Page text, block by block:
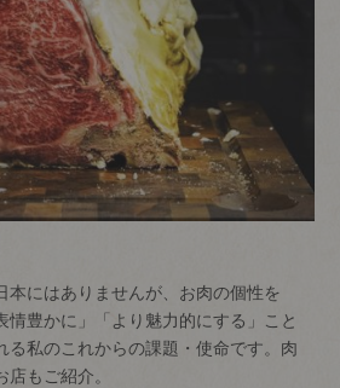
本にはありませんが、お肉の個性を
情豊かに」「より魅力的にする」こと
る私のこれからの課題・使命です。肉
もご紹介。